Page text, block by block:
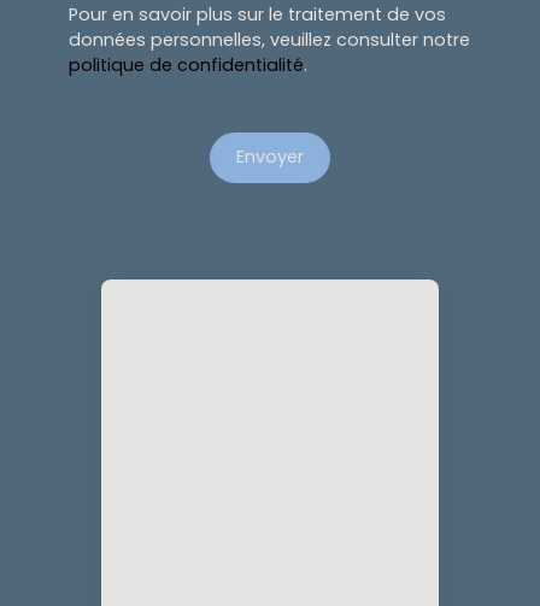
Pour en savoir plus sur le traitement de vos
données personnelles, veuillez consulter notre
politique de confidentialité.
Envoyer